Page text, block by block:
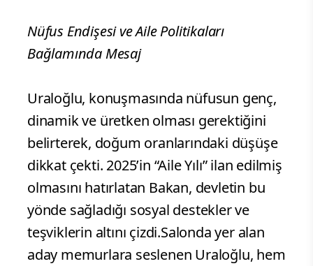
Nüfus Endişesi ve Aile Politikaları
Bağlamında Mesaj
Uraloğlu, konuşmasında nüfusun genç,
dinamik ve üretken olması gerektiğini
belirterek, doğum oranlarındaki düşüşe
dikkat çekti. 2025’in “Aile Yılı” ilan edilmiş
olmasını hatırlatan Bakan, devletin bu
yönde sağladığı sosyal destekler ve
teşviklerin altını çizdi.Salonda yer alan
aday memurlara seslenen Uraloğlu, hem